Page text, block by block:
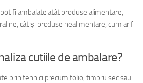
fi ambalate atât produse alimentare,
cât și produse nealimentare, cum ar fi
cutiile de ambalare?
prin tehnici precum folio, timbru sec sau